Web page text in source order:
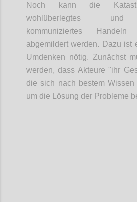
Noch kann die
wohlüberlegtes und
kommuniziertes Handeln
abgemildert werden. Dazu ist
Umdenken nötig. Zunächst
werden, dass Akteure "ihr
die sich nach bestem
um die Lösung der Probleme